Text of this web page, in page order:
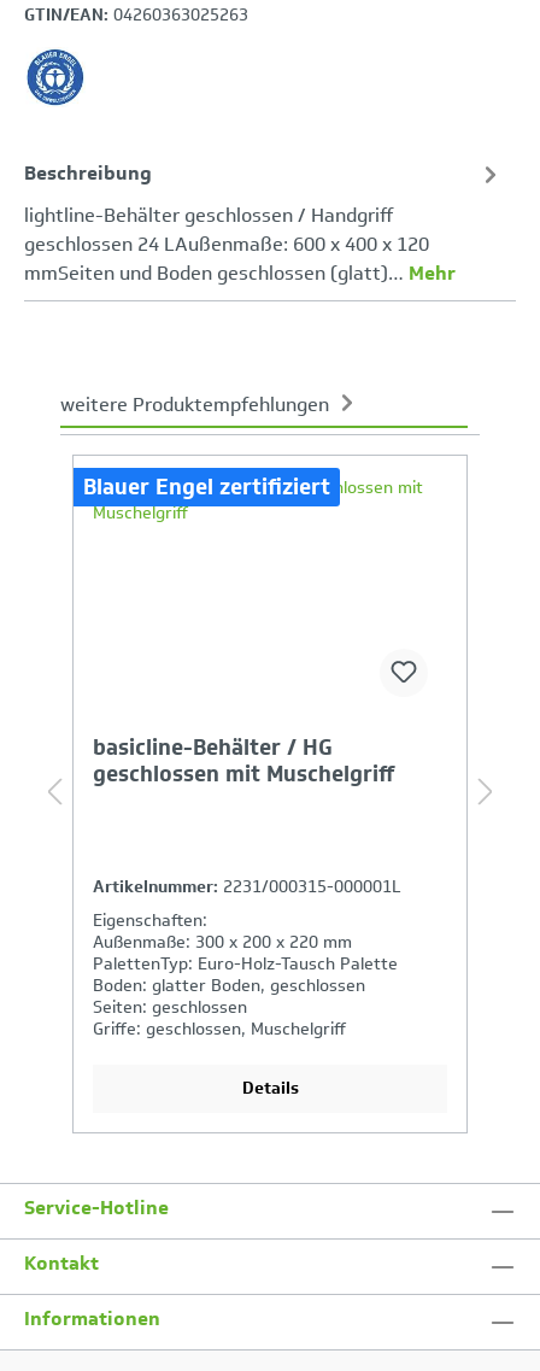
GTIN/EAN: 04260363025263
Beschreibung
lightline-Behälter geschlossen / Handgriff
geschlossen 24 LAußenmaße: 600 x 400 x 120
mmSeiten und Boden geschlossen (glatt)… Mehr
weitere Produktempfehlungen
Produktgalerie überspringen
Blauer Engel zertifiziert
Ihr Produktvergleich ist voll
basicline-Behälter / HG
geschlossen mit Muschelgriff
Artikelnummer: 2231/000315-000001L
Eigenschaften:
Außenmaße: 300 x 200 x 220 mm
PalettenTyp: Euro-Holz-Tausch Palette
Boden: glatter Boden, geschlossen
Seiten: geschlossen
Griffe: geschlossen, Muschelgriff
Details
Service-Hotline
Kontakt
Informationen